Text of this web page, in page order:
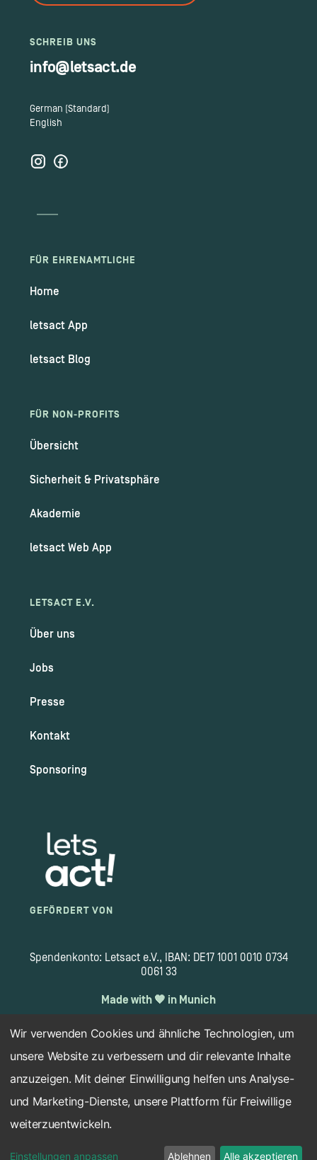
SCHREIB UNS
info@letsact.de
German (Standard)
English
FÜR EHRENAMTLICHE
Home
letsact App
letsact Blog
FÜR NON-PROFITS
Übersicht
Sicherheit & Privatsphäre
Akademie
letsact Web App
LETSACT E.V.
Über uns
Jobs
Presse
Kontakt
Sponsoring
GEFÖRDERT VON
Spendenkonto: Letsact e.V., IBAN: DE17 1001 0010 0734
0061 33
Made with 🧡 in Munich
Wir verwenden Cookies und ähnliche Technologien, um
unsere Website zu verbessern und dir relevante Inhalte
anzuzeigen. Mit deiner Einwilligung helfen uns Analyse-
und Marketing-Dienste, unsere Plattform für Freiwillige
weiterzuentwickeln.
Einstellungen anpassen Ablehnen Alle akzeptieren